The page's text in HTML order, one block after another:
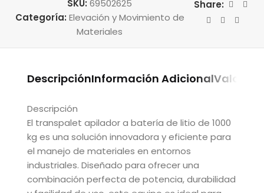
SKU: 69502625
Categoría: Elevación y Movimiento de
Materiales
Share:
DescripciónInformación Adicional
Descripción
El transpalet apilador a batería de litio de 1000
kg es una solución innovadora y eficiente para
el manejo de materiales en entornos
industriales. Diseñado para ofrecer una
combinación perfecta de potencia, durabilidad